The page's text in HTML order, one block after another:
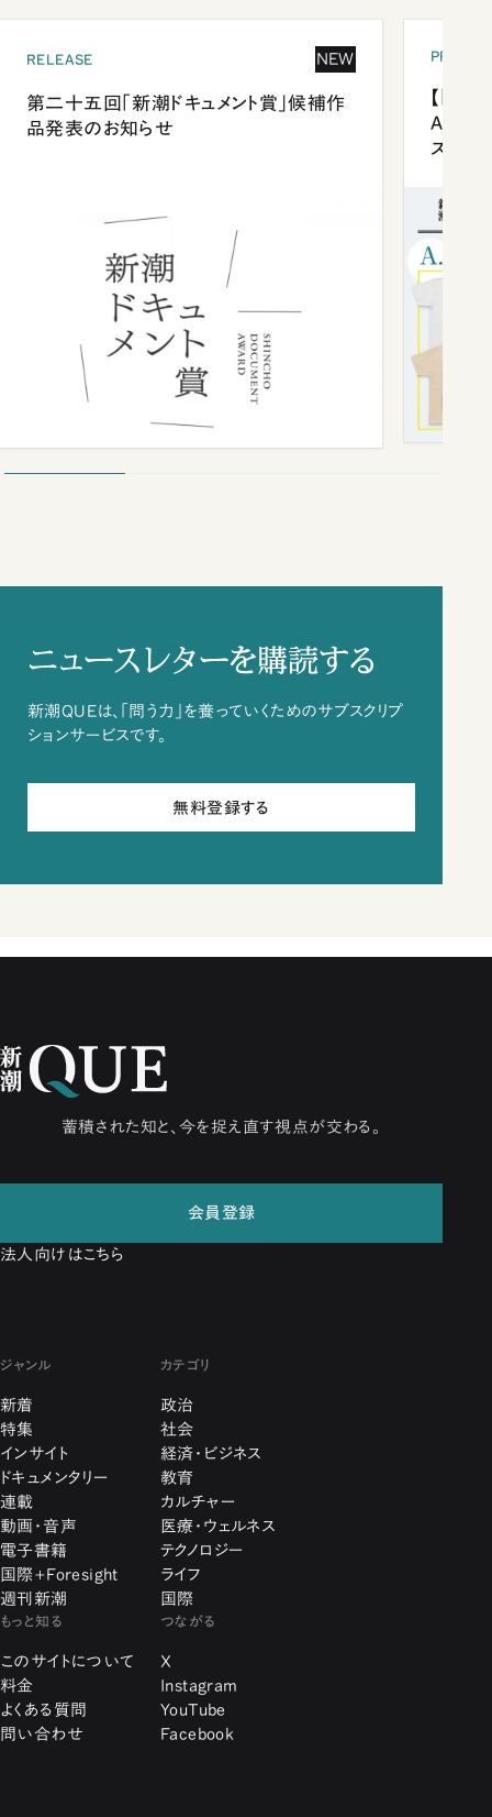
RELEASE NEW
第二十五回「新潮ドキュメント賞」候補作
品発表のお知らせ
【「新
ズプレ
ニュースレターを購読する
新潮QUEは、「問う力」を養っていくためのサブスクリプ
ションサービスです。
無料登録する
蓄積された知と、今を捉え直す視点が交わる。
会員登録
法人向けはこちら
ジャンル
新着
特集
インサイト
ドキュメンタリー
連載
動画・音声
電子書籍
国際+Foresight
週刊新潮
カテゴリ
政治
社会
経済・ビジネス
教育
カルチャー
医療・ウェルネス
テクノロジー
ライフ
国際
もっと知る
このサイトについて
料金
よくある質問
問い合わせ
つながる
X
Instagram
YouTube
Facebook